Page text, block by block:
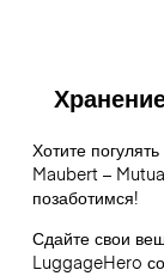
Хотите
Maubert –
позаботимся!
Сдайте свои
LuggageHero